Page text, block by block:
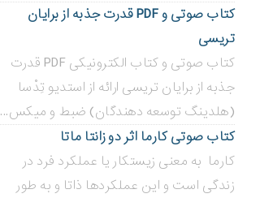
کتاب صوتی و PDF قدرت جذبه از برایان
تریسی
کتاب صوتی و کتاب الکترونیکی PDF قدرت
جذبه از برایان تریسی ارائه از استدیو تِدْسا
(هلدینگ توسعه دهندگان) ضبط و میکس...
کتاب صوتی کارما اثر دو زانتا ماتا
کارما به معنی زیستکار یا عملکرد فرد در
زندگی است و این عملکردها ذاتا و به طور